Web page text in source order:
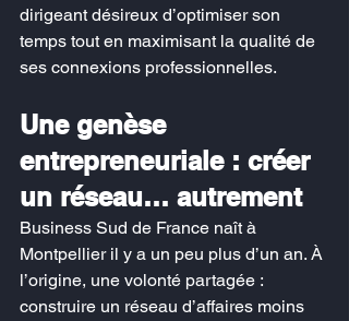
dirigeant désireux d’optimiser son
temps tout en maximisant la qualité de
ses connexions professionnelles.
Une genèse
entrepreneuriale : créer
un réseau… autrement
Business Sud de France naît à
Montpellier il y a un peu plus d’un an. À
l’origine, une volonté partagée :
construire un réseau d’affaires moins